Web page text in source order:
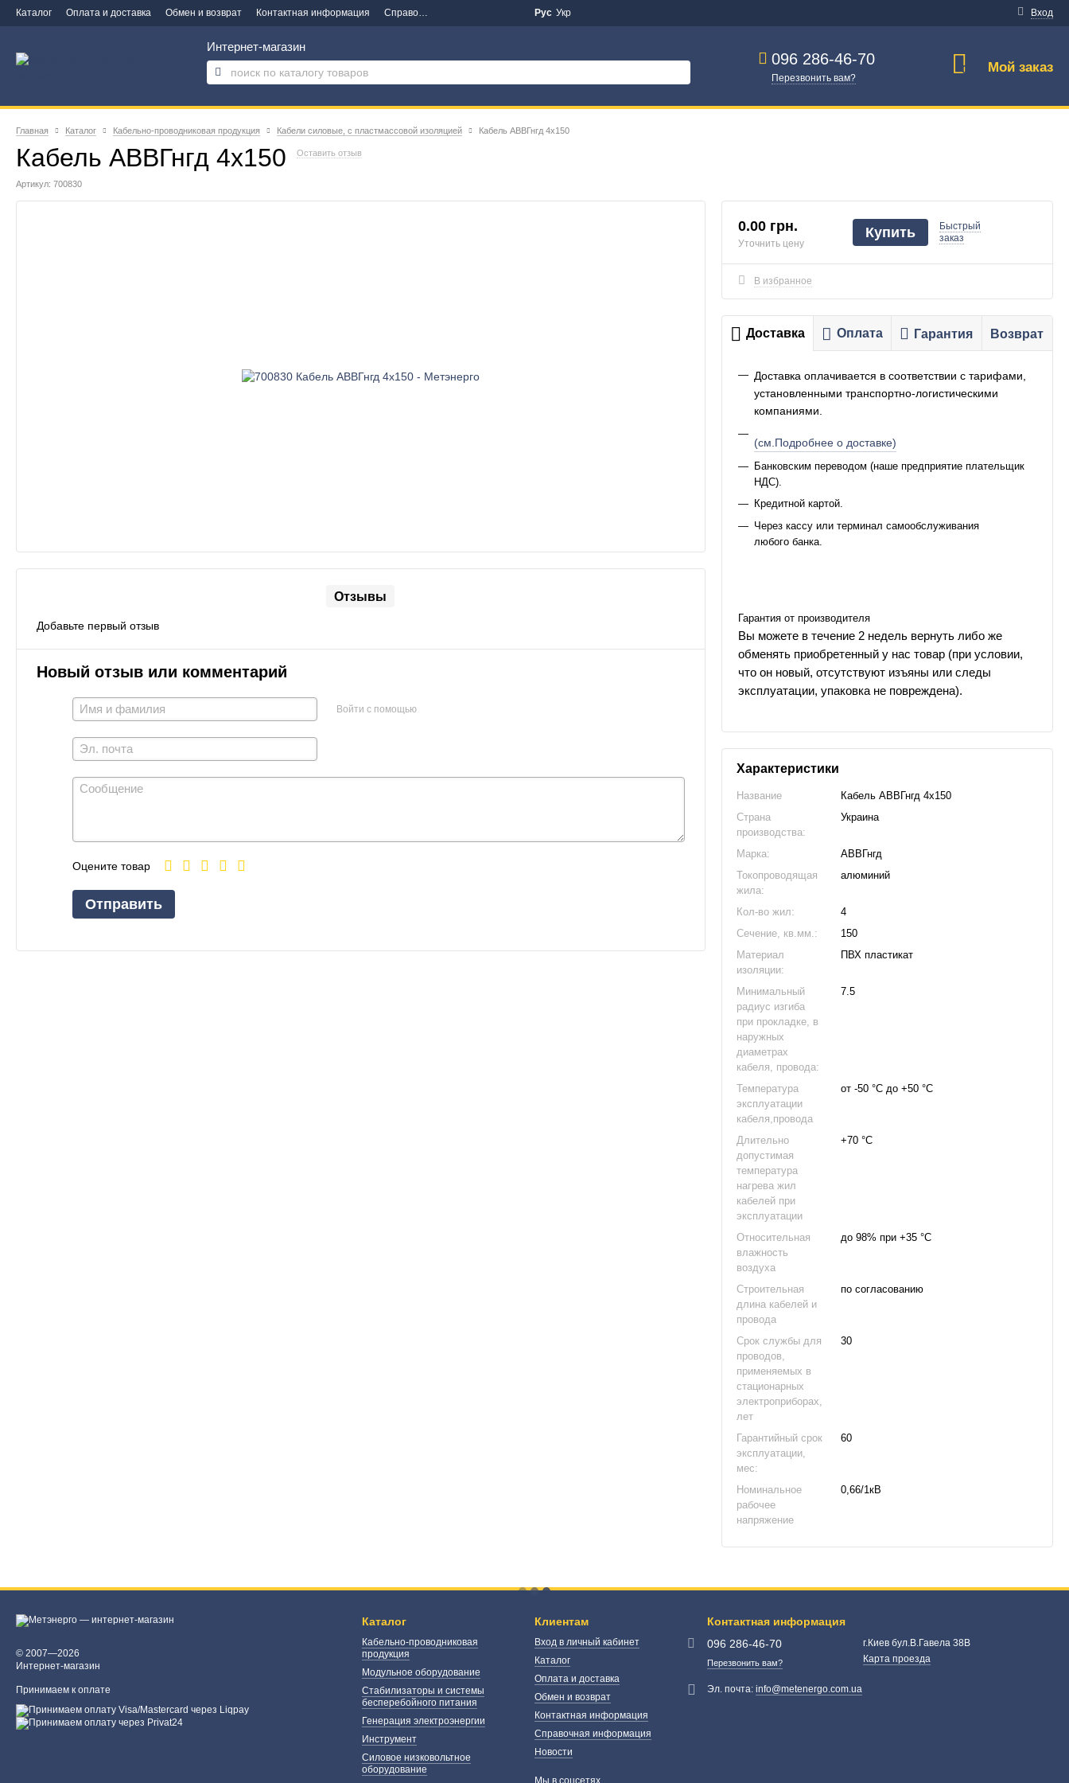
Каталог Оплата и доставка Обмен и возврат Контактная информация Справочная информация Новости Вход
Рус Укр
Интернет-магазин
096 286-46-70
Перезвонить вам?
0 Мой заказ
Главная Каталог Кабельно-проводниковая продукция Кабели силовые, с пластмассовой изоляцией Кабель АВВГнгд 4х150
Кабель АВВГнгд 4х150 Оставить отзыв
Артикул: 700830
Отзывы
Добавьте первый отзыв
Новый отзыв или комментарий
Войти с помощью
Оцените товар
Отправить
0.00 грн.
Уточнить цену
Купить
Быстрый
заказ
В избранное
Доставка Оплата Гарантия Возврат
Доставка оплачивается в соответствии с тарифами,
установленными транспортно-логистическими
компаниями.
(см.Подробнее о доставке)
Банковским переводом (наше предприятие плательщик
НДС).
Кредитной картой.
Через кассу или терминал самообслуживания
любого банка.
Гарантия от производителя
Вы можете в течение 2 недель вернуть либо же
обменять приобретенный у нас товар (при условии,
что он новый, отсутствуют изъяны или следы
эксплуатации, упаковка не повреждена).
Характеристики
Название
Кабель АВВГнгд 4х150
Страна
производства:
Украина
Марка:
АВВГнгд
Токопроводящая
жила:
алюминий
Кол-во жил:
4
Сечение, кв.мм.:
150
Материал
изоляции:
ПВХ пластикат
Минимальный
радиус изгиба
при прокладке, в
наружных
диаметрах
кабеля, провода:
7.5
Температура
эксплуатации
кабеля,провода
от -50 °С до +50 °С
Длительно
допустимая
температура
нагрева жил
кабелей при
эксплуатации
+70 °С
Относительная
влажность
воздуха
до 98% при +35 °С
Строительная
длина кабелей и
провода
по согласованию
Срок службы для
проводов,
применяемых в
стационарных
электроприборах,
лет
30
Гарантийный срок
эксплуатации,
мес:
60
Номинальное
рабочее
напряжение
0,66/1кВ
© 2007—2026
Интернет-магазин
Принимаем к оплате
Каталог
Кабельно-проводниковая
продукция
Модульное оборудование
Стабилизаторы и системы
бесперебойного питания
Генерация электроэнергии
Инструмент
Силовое низковольтное
оборудование
Клиентам
Вход в личный кабинет
Каталог
Оплата и доставка
Обмен и возврат
Контактная информация
Справочная информация
Новости
Мы в соцсетях
Контактная информация
096 286-46-70
Перезвонить вам?
г.Киев бул.В.Гавела 38В
Карта проезда
Эл. почта:info@metenergo.com.ua